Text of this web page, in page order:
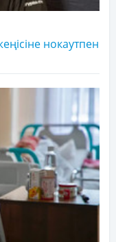
нокаутпен